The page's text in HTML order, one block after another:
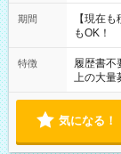
い」 「
たくない
の方へ
の勤務時
期間
【現在
もOK！
特徴 履歴書不
上の大量
気になる！